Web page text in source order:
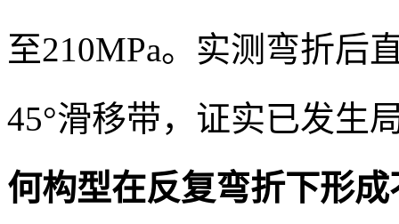
至210MPa。实测弯折后
45°滑移带，证实已发生
何构型在反复弯折下形